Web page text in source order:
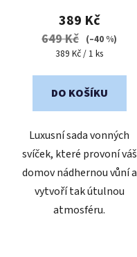
389 Kč
649 Kč (–40 %)
Měrná
389 Kč / 1 ks
DO KOŠÍKU
Luxusní sada vonných
svíček, které provoní váš
domov nádhernou vůní a
vytvoří tak útulnou
atmosféru.